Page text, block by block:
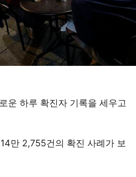
운 하루 확진자 기록을 세우고
만 2,755건의 확진 사례가 보